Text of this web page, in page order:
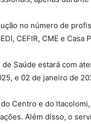
no número de
CEFIR, CME e Casa
Saúde estará com
e 02 de janeiro de
Centro e do
Além disso, o